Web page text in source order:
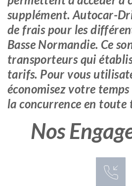
supplément. Autocar-
de frais pour les
Basse Normandie. Ce
transporteurs qui
tarifs. Pour vous
économisez votre
la concurrence en toute
Nos